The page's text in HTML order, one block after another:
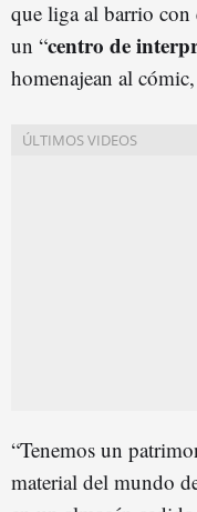
que liga al barrio con
un “centro de
homenajean al
“Tenemos un
material del mundo